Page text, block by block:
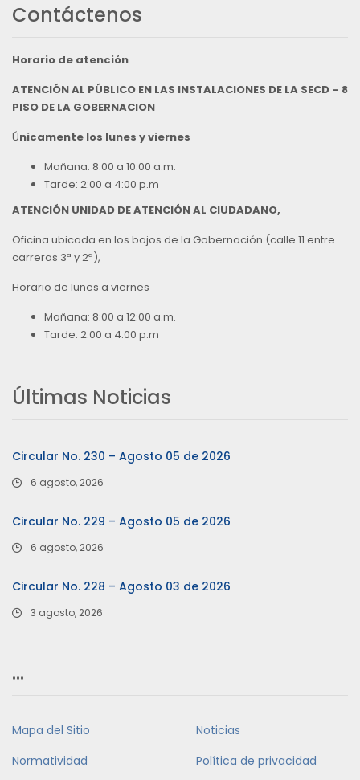
Contáctenos
Horario de atención
ATENCIÓN AL PÚBLICO EN LAS INSTALACIONES DE LA SECD – 8
PISO DE LA GOBERNACION
Únicamente los lunes y viernes
Mañana: 8:00 a 10:00 a.m.
Tarde: 2:00 a 4:00 p.m
ATENCIÓN UNIDAD DE ATENCIÓN AL CIUDADANO,
Oficina ubicada en los bajos de la Gobernación (calle 11 entre
carreras 3ª y 2ª),
Horario de lunes a viernes
Mañana: 8:00 a 12:00 a.m.
Tarde: 2:00 a 4:00 p.m
Últimas Noticias
Circular No. 230 – Agosto 05 de 2026
6 agosto, 2026
Circular No. 229 – Agosto 05 de 2026
6 agosto, 2026
Circular No. 228 – Agosto 03 de 2026
3 agosto, 2026
…
Mapa del Sitio
Noticias
Normatividad
Política de privacidad